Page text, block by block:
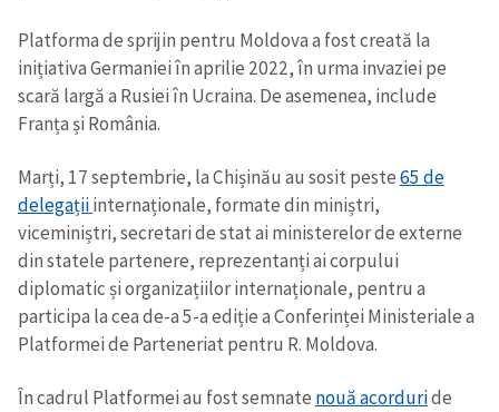
Platforma de sprijin pentru Moldova a fost creată la
inițiativa Germaniei în aprilie 2022, în urma invaziei pe
scară largă a Rusiei în Ucraina. De asemenea, include
Franța și România.
Marți, 17 septembrie, la Chișinău au sosit peste65 de
delegațiiinternaționale, formate din miniștri,
viceminiștri, secretari de stat ai ministerelor de externe
din statele partenere, reprezentanți ai corpului
diplomatic și organizațiilor internaționale, pentru a
participa la cea de-a 5-a ediție a Conferinței Ministeriale a
Platformei de Parteneriat pentru R. Moldova.
În cadrul Platformei au fost semnate nouă acorduride